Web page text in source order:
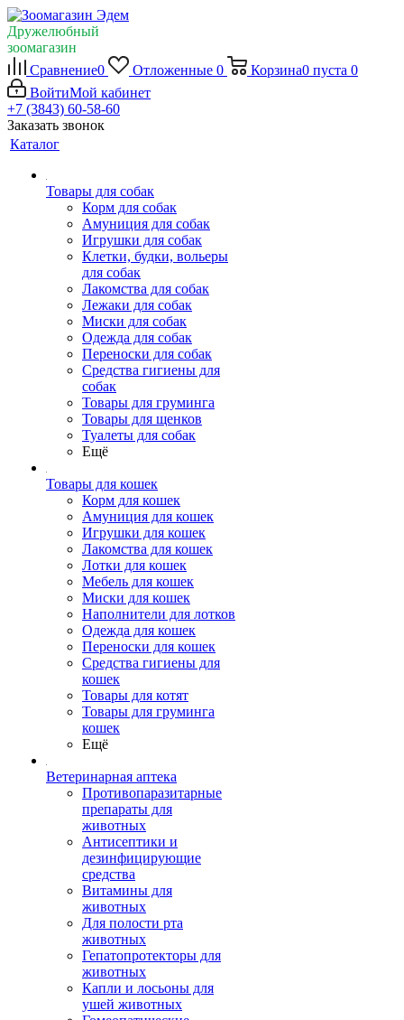
Дружелюбный
зоомагазин
Сравнение0 Отложенные 0 Корзина0 пуста 0
ВойтиМой кабинет
+7 (3843) 60-58-60
Заказать звонок
Каталог
Товары для собак
Корм для собак
Амуниция для собак
Игрушки для собак
Клетки, будки, вольеры
для собак
Лакомства для собак
Лежаки для собак
Миски для собак
Одежда для собак
Переноски для собак
Средства гигиены для
собак
Товары для груминга
Товары для щенков
Туалеты для собак
Ещё
Товары для кошек
Корм для кошек
Амуниция для кошек
Игрушки для кошек
Лакомства для кошек
Лотки для кошек
Мебель для кошек
Миски для кошек
Наполнители для лотков
Одежда для кошек
Переноски для кошек
Средства гигиены для
кошек
Товары для котят
Товары для груминга
кошек
Ещё
Ветеринарная аптека
Противопаразитарные
препараты для
животных
Антисептики и
дезинфицирующие
средства
Витамины для
животных
Для полости рта
животных
Гепатопротекторы для
животных
Капли и лосьоны для
ушей животных